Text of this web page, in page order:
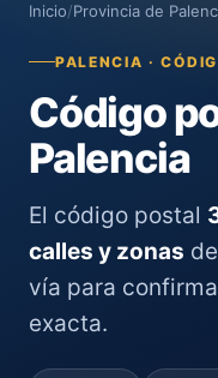
Inicio/Provincia de
PALENCIA ·
Código
Palencia
El código postal
calles y zonas
vía para
exacta.